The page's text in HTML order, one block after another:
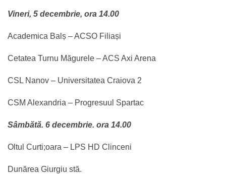
Vineri, 5 decembrie, ora 14.00
Academica Balș – ACSO Filiași
Cetatea Turnu Măgurele – ACS Axi Arena
CSL Nanov – Universitatea Craiova 2
CSM Alexandria – Progresuul Spartac
Sâmbătă. 6 decembrie. ora 14.00
Oltul Curti;oara – LPS HD Clinceni
Dunărea Giurgiu stă.